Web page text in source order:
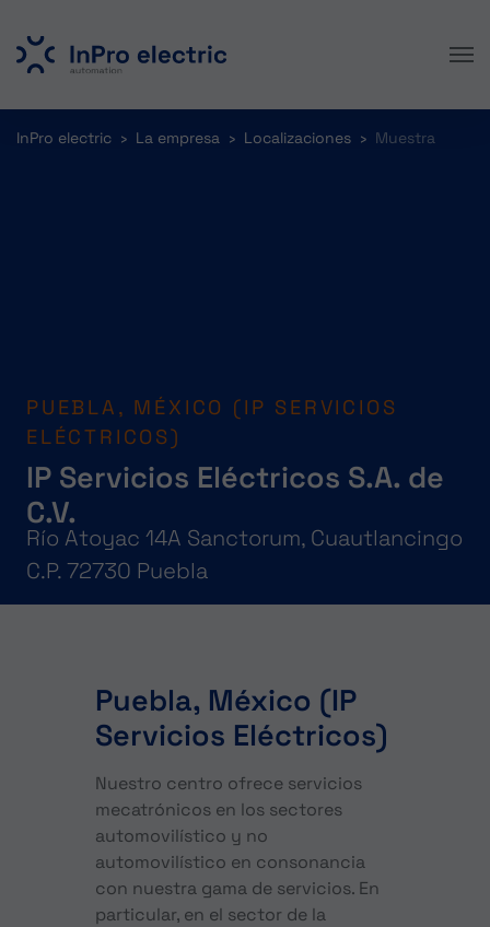
InPro electric La empresa Localizaciones Muestra
PUEBLA, MÉXICO (IP SERVICIOS
ELÉCTRICOS)
IP Servicios Eléctricos S.A. de
C.V.
Río Atoyac 14A Sanctorum, Cuautlancingo
C.P. 72730 Puebla
Puebla, México (IP
Servicios Eléctricos)
Nuestro centro ofrece servicios
mecatrónicos en los sectores
automovilístico y no
automovilístico en consonancia
con nuestra gama de servicios. En
particular, en el sector de la